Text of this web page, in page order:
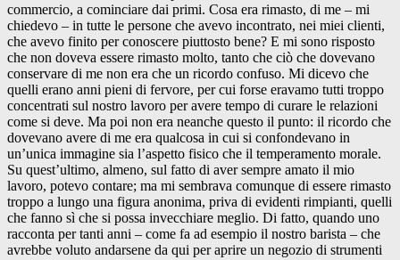
commercio, a cominciare dai primi. Cosa era rimasto, di me – mi
chiedevo – in tutte le persone che avevo incontrato, nei miei clienti,
che avevo finito per conoscere piuttosto bene? E mi sono risposto
che non doveva essere rimasto molto, tanto che ciò che dovevano
conservare di me non era che un ricordo confuso. Mi dicevo che
quelli erano anni pieni di fervore, per cui forse eravamo tutti troppo
concentrati sul nostro lavoro per avere tempo di curare le relazioni
come si deve. Ma poi non era neanche questo il punto: il ricordo che
dovevano avere di me era qualcosa in cui si confondevano in
un’unica immagine sia l’aspetto fisico che il temperamento morale.
Su quest’ultimo, almeno, sul fatto di aver sempre amato il mio
lavoro, potevo contare; ma mi sembrava comunque di essere rimasto
troppo a lungo una figura anonima, priva di evidenti rimpianti, quelli
che fanno sì che si possa invecchiare meglio. Di fatto, quando uno
racconta per tanti anni – come fa ad esempio il nostro barista – che
avrebbe voluto andarsene da qui per aprire un negozio di strumenti